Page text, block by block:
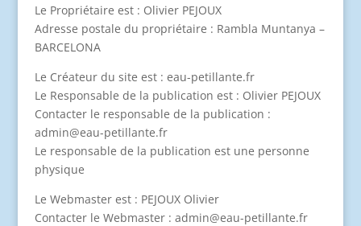
Le Propriétaire est : Olivier PEJOUX
Adresse postale du propriétaire : Rambla Muntanya –
BARCELONA
Le Créateur du site est : eau-petillante.fr
Le Responsable de la publication est : Olivier PEJOUX
Contacter le responsable de la publication :
admin@eau-petillante.fr
Le responsable de la publication est une personne
physique
Le Webmaster est : PEJOUX Olivier
Contacter le Webmaster : admin@eau-petillante.fr